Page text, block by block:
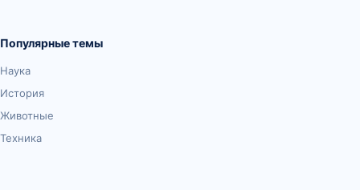
Популярные темы
Наука
История
Животные
Техника